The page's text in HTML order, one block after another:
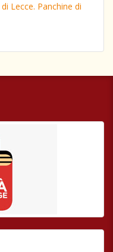
Lecce. Panchine di